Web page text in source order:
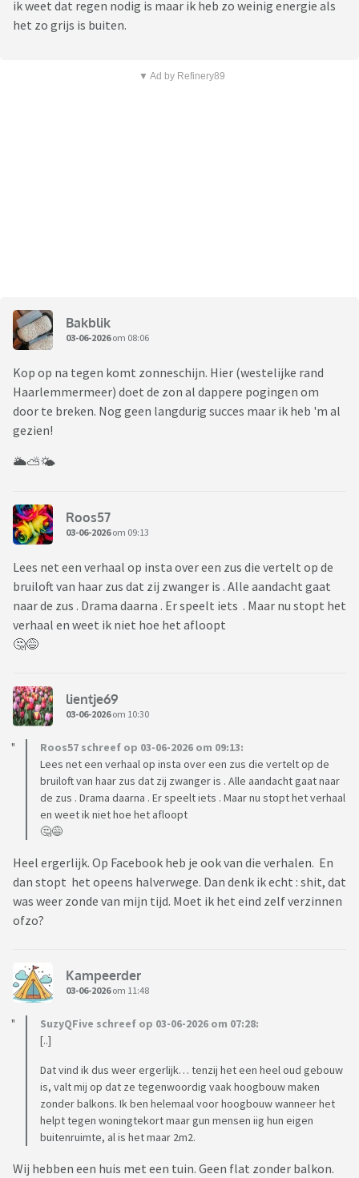
ik weet dat regen nodig is maar ik heb zo weinig energie als
het zo grijs is buiten.
▼ Ad by Refinery89
Bakblik
03-06-2026om 08:06
Kop op na tegen komt zonneschijn. Hier (westelijke rand
Haarlemmermeer) doet de zon al dappere pogingen om
door te breken. Nog geen langdurig succes maar ik heb 'm al
gezien!
🌥️⛅️🌤️
Roos57
03-06-2026om 09:13
Lees net een verhaal op insta over een zus die vertelt op de
bruiloft van haar zus dat zij zwanger is . Alle aandacht gaat
naar de zus . Drama daarna . Er speelt iets . Maar nu stopt het
verhaal en weet ik niet hoe het afloopt
🤔😅
lientje69
03-06-2026om 10:30
Roos57 schreef op 03-06-2026 om 09:13:
Lees net een verhaal op insta over een zus die vertelt op de
bruiloft van haar zus dat zij zwanger is . Alle aandacht gaat naar
de zus . Drama daarna . Er speelt iets . Maar nu stopt het verhaal
en weet ik niet hoe het afloopt
🤔😅
Heel ergerlijk. Op Facebook heb je ook van die verhalen. En
dan stopt het opeens halverwege. Dan denk ik echt : shit, dat
was weer zonde van mijn tijd. Moet ik het eind zelf verzinnen
ofzo?
Kampeerder
03-06-2026om 11:48
SuzyQFive schreef op 03-06-2026 om 07:28:
[..]
Dat vind ik dus weer ergerlijk… tenzij het een heel oud gebouw
is, valt mij op dat ze tegenwoordig vaak hoogbouw maken
zonder balkons. Ik ben helemaal voor hoogbouw wanneer het
helpt tegen woningtekort maar gun mensen iig hun eigen
buitenruimte, al is het maar 2m2.
Wij hebben een huis met een tuin. Geen flat zonder balkon.